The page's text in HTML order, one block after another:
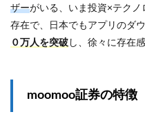
ザーがいる、いま投資×テク
存在で、
日本でもアプリのダ
０万人を突破 し、徐々に存在
moomoo証券の特徴